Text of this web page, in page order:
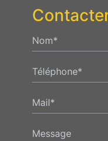
Nom*
Téléphone*
Mail*
Message